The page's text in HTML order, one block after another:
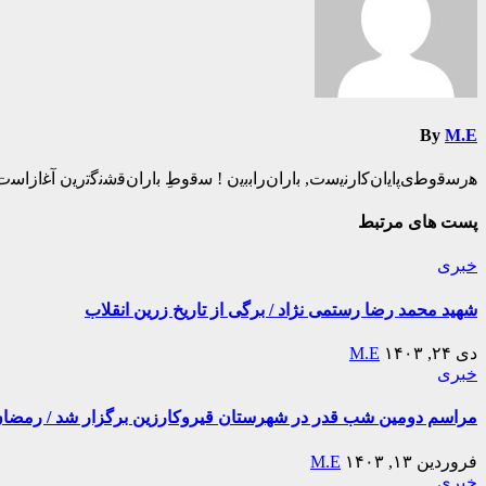
By M.E
ه‍‌رس‍‌ق‍‌وط‍‌ی‌پ‍‌ای‍‌ان‌ک‍‌ارن‍‌ی‍‌س‍‌ت‌, ب‍‌اران‌راب‍‌ب‍‌ی‍‌ن ! س‍‌ق‍‌وطِ ب‍‌اران‌ق‍‌ش‍‌ن‍‌گ‍‌ت‍‌ری‍‌ن
پست های مرتبط
خبری
شهید محمد رضا رستمی نژاد / برگی از تاریخ زرین انقلاب
دی ۲۴, ۱۴۰۳
M.E
خبری
مراسم دومین شب قدر در شهرستان قیروکارزین برگزار شد / رمضان
فروردین ۱۳, ۱۴۰۳
M.E
خبری